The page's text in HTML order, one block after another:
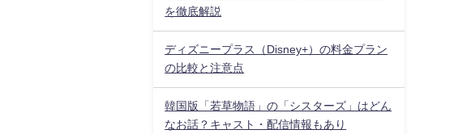
を徹底解説
ディズニープラス（Disney+）の料金プラン
の比較と注意点
韓国版「若草物語」の「シスターズ」はどん
なお話？キャスト・配信情報もあり